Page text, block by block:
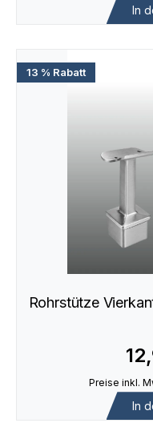
In
13 % Rabatt
Rohrstütze
Preise inkl.
In